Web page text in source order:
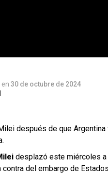
en 30 de octubre de 2024
después de que Argentina
desplazó este miércoles a
contra del embargo de